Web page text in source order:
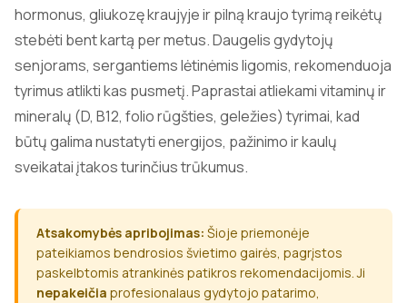
hormonus, gliukozę kraujyje ir pilną kraujo tyrimą reikėtų
stebėti bent kartą per metus. Daugelis gydytojų
senjorams, sergantiems lėtinėmis ligomis, rekomenduoja
tyrimus atlikti kas pusmetį. Paprastai atliekami vitaminų ir
mineralų (D, B12, folio rūgšties, geležies) tyrimai, kad
būtų galima nustatyti energijos, pažinimo ir kaulų
sveikatai įtakos turinčius trūkumus.
Atsakomybės apribojimas: Šioje priemonėje
pateikiamos bendrosios švietimo gairės, pagrįstos
paskelbtomis atrankinės patikros rekomendacijomis. Ji
nepakeičia profesionalaus gydytojo patarimo,